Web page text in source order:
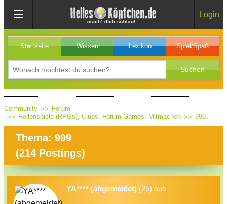
Login
Startseite Wissen Lexikon Spiel/Spaß
Community
Forum
Rollenspiele (RPGs), Clubs, Forum-Games, Mitmachen
999
Thema: 999
(214 Postings)
YA**** (abgemeldet) (25) aus